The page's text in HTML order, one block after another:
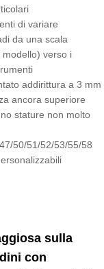
di variare
da una scala
verso i
addirittura a 3 mm
ancora superiore
stature non molto
50/51/52/53/55/58
sulla
con